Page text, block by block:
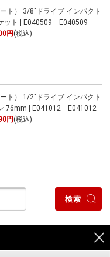
ト） 3/8"ドライブ インパクト
ット | E040509 E040509
円 (税込)
ト） 1/2"ドライブ インパクト
76mm | E041012 E041012
円 (税込)